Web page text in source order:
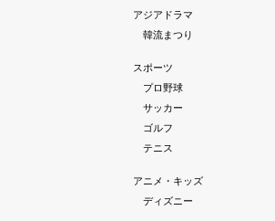
アジアドラマ
韓流まつり
スポーツ
プロ野球
サッカー
ゴルフ
テニス
アニメ・キッズ
ディズニー